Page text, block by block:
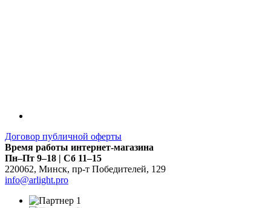
Договор публичной оферты
Время работы интернет-магазина
Пн–Пт 9–18 | Сб 11–15
220062, Минск, пр-т Победителей, 129
info@arlight.pro